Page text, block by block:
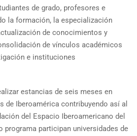
de grado, profesores e
la formación, la especialización
de conocimientos y
de vínculos académicos
e instituciones
estancias de seis meses en
de Iberoamérica contribuyendo así al
del Espacio Iberoamericano del
programa participan universidades de